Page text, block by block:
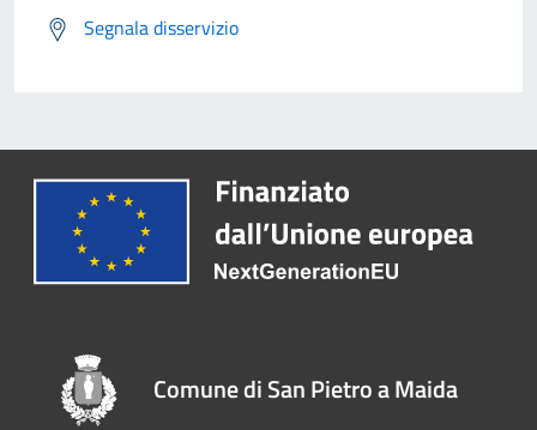
Segnala disservizio
Comune di San Pietro a Maida